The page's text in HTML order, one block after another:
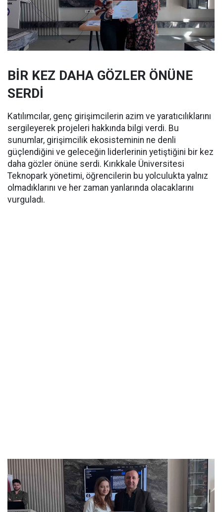
BİR KEZ DAHA GÖZLER ÖNÜNE
SERDİ
Katılımcılar, genç girişimcilerin azim ve yaratıcılıklarını
sergileyerek projeleri hakkında bilgi verdi. Bu
sunumlar, girişimcilik ekosisteminin ne denli
güçlendiğini ve geleceğin liderlerinin yetiştiğini bir kez
daha gözler önüne serdi. Kırıkkale Üniversitesi
Teknopark yönetimi, öğrencilerin bu yolculukta yalnız
olmadıklarını ve her zaman yanlarında olacaklarını
vurguladı.